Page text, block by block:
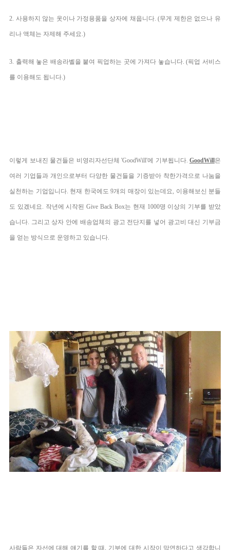
2. 사용하지 않는 옷이나 가정용품을 상자에 채웁니다. (무게 제한은 없으나 유
리나 액체는 자제해 주세요.)
3. 출력해 놓은 배송라벨을 붙여 픽업하는 곳에 가져다 놓습니다. (픽업 서비스
를 이용해도 됩니다.)
이렇게 보내진 물건들은 비영리자선단체 'GoodWill'에 기부됩니다. GoodWill은
여러 기업들과 개인으로부터 다양한 물건들을 기증받아 착한가격으로 나눔을
실천하는 기업입니다. 현재 한국에도 9개의 매장이 있는데요, 이용해보신 분들
도 있겠네요. 작년에 시작된 Give Back Box는 현재 1000명 이상의 기부를 받았
습니다. 그리고상자 안에 배송업체의 광고 전단지를 넣어 광고비 대신 기부금
을 얻는 방식으로 운영하고 있습니다.
사람들은 자선에 대해 얘기를 할 때, 기부에 대한 시작이 막연하다고 생각합니